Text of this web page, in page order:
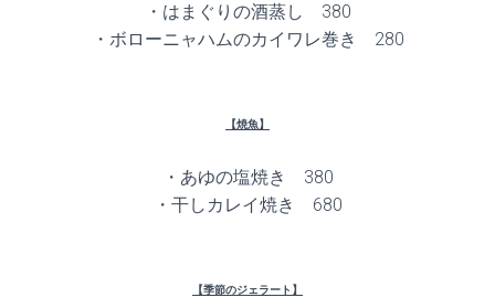
・はまぐりの酒蒸し 380
・ボローニャハムのカイワレ巻き 280
【焼魚】
・あゆの塩焼き 380
・干しカレイ焼き 680
【季節のジェラート】